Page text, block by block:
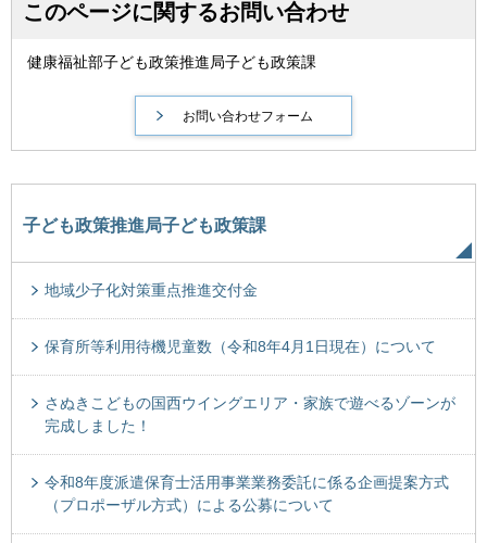
このページに関するお問い合わせ
健康福祉部子ども政策推進局子ども政策課
子ども政策推進局子ども政策課
地域少子化対策重点推進交付金
保育所等利用待機児童数（令和8年4月1日現在）について
さぬきこどもの国西ウイングエリア・家族で遊べるゾーンが
完成しました！
令和8年度派遣保育士活用事業業務委託に係る企画提案方式
（プロポーザル方式）による公募について